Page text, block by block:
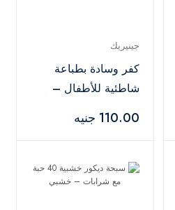
جينيريك
كفر وسادة بطباعة
شاطئية للأطفال –
110.00 جنيه